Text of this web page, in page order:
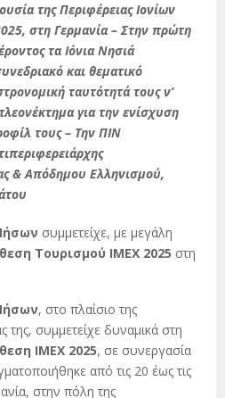
της Περιφέρειας Ιονίων
στη Γερμανία – Στην πρώτη
τα Ιόνια Νησιά
και θεματικό
ταυτότητά τους ν’
για την ενίσχυση
τους – Την ΠΙΝ
& Απόδημου Ελληνισμού,
συμμετείχε, με μεγάλη
Τουρισμού IMEX 2025 στη
, στο πλαίσιο της
της, συμμετείχε δυναμικά στη
IMEX 2025, σε συνεργασία
από τις 20 έως τις
στην πόλη της